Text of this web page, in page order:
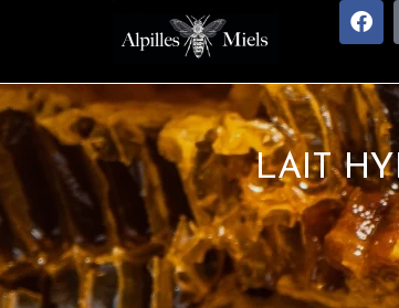
LAIT